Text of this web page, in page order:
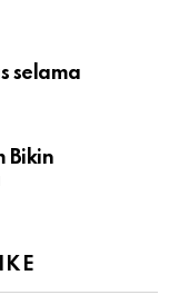
selama
Bikin